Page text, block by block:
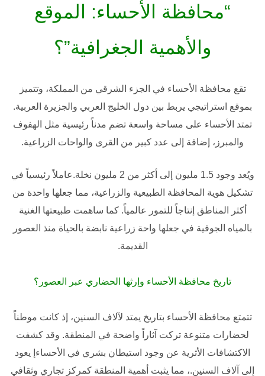
“محافظة الأحساء: الموقع
والأهمية الجغرافية”؟
تقع محافظة الأحساء في الجزء الشرقي من المملكة، وتتميز
بموقع استراتيجي يربط بين دول الخليج العربي والجزيرة العربية.
تمتد الأحساء على مساحة واسعة تضم مدناً رئيسية مثل الهفوف
والمبرز، إضافة إلى عدد كبير من القرى والواحات الزراعية.
ويُعد وجود1.5 مليون إلى أكثر من 2 مليون نخلة.
عاملاً رئيسياً في
تشكيل هوية المحافظة الطبيعية والزراعية، مما جعلها واحدة من
أكثر المناطق إنتاجاً للتمور عالمياً. كما ساهمت طبيعتها الغنية
بالمياه الجوفية في جعلها واحة زراعية نابضة بالحياة منذ العصور
القديمة.
تاريخ محافظة الأحساء وإرثها الحضاري عبر العصور؟
تتمتع محافظة الأحساء بتاريخ يمتد لآلاف السنين، إذ كانت موطناً
لحضارات متنوعة تركت آثاراً واضحة في المنطقة. وقد كشفت
الاكتشافات الأثرية عن وجود استيطان بشري في الأحساءإ يعود
إلى آلاف السنين.، مما يثبت أهمية المنطقة كمركز تجاري وثقافي